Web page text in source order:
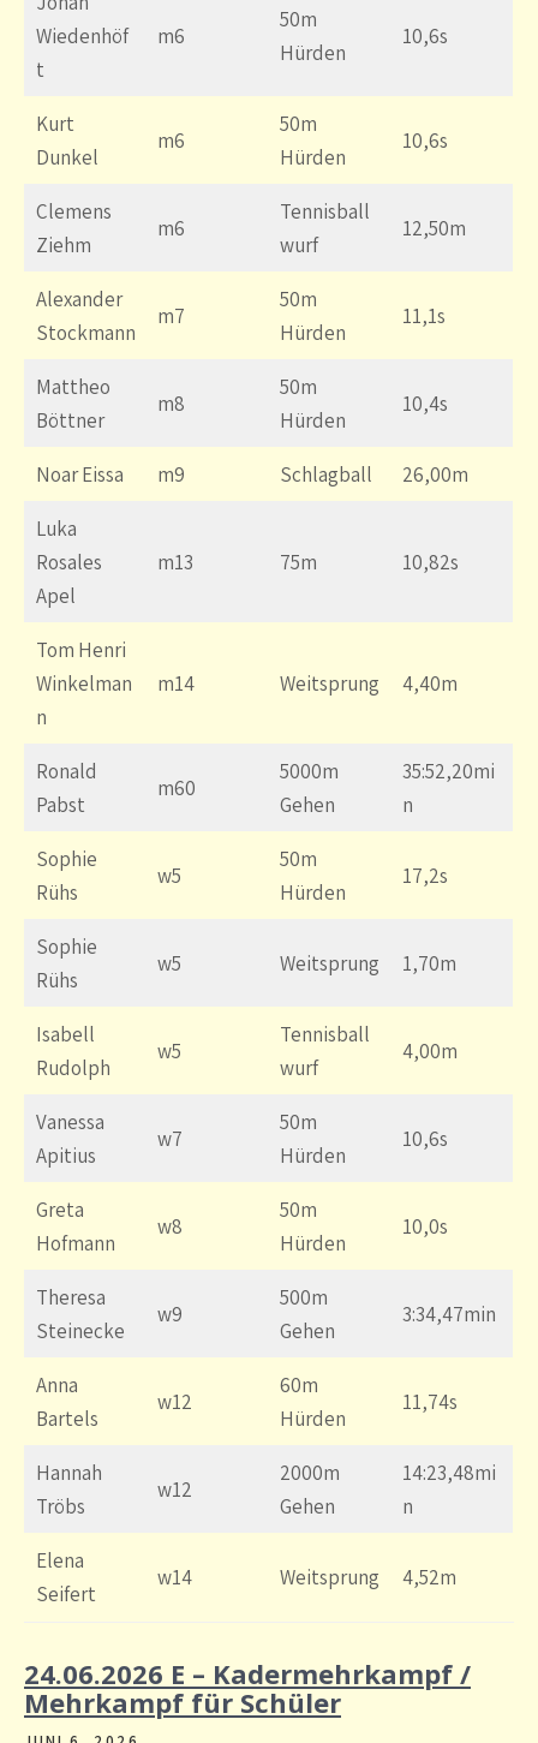
Wiedenhöf
t
m6
50m
Hürden
10,6s
Kurt
Dunkel
m6
50m
Hürden
10,6s
Clemens
Ziehm
m6
Tennisball
wurf
12,50m
Alexander
Stockmann
m7
50m
Hürden
11,1s
Mattheo
Böttner
m8
50m
Hürden
10,4s
Noar Eissa m9 Schlagball 26,00m
Luka
Rosales
Apel
m13 75m 10,82s
Tom Henri
Winkelman
n
m14 Weitsprung 4,40m
Ronald
Pabst
m60
5000m
Gehen
35:52,20mi
n
Sophie
Rühs
w5
50m
Hürden
17,2s
Sophie
Rühs
w5 Weitsprung 1,70m
Isabell
Rudolph
w5
Tennisball
wurf
4,00m
Vanessa
Apitius
w7
50m
Hürden
10,6s
Greta
Hofmann
w8
50m
Hürden
10,0s
Theresa
Steinecke
w9
500m
Gehen
3:34,47min
Anna
Bartels
w12
60m
Hürden
11,74s
Hannah
Tröbs
w12
2000m
Gehen
14:23,48mi
n
Elena
Seifert
w14 Weitsprung 4,52m
24.06.2026 E – Kadermehrkampf /
Mehrkampf für Schüler